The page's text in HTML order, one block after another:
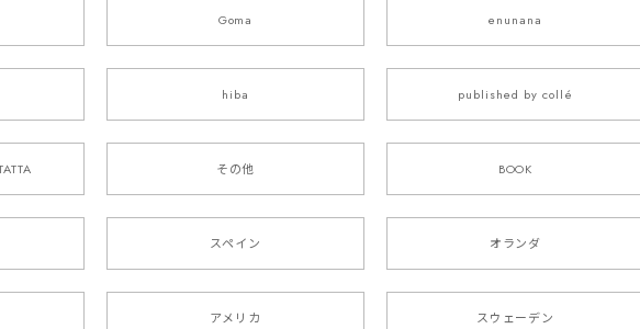
Goma enunana
hiba published by collé
その他 BOOK
スペイン オランダ
アメリカ スウェーデン